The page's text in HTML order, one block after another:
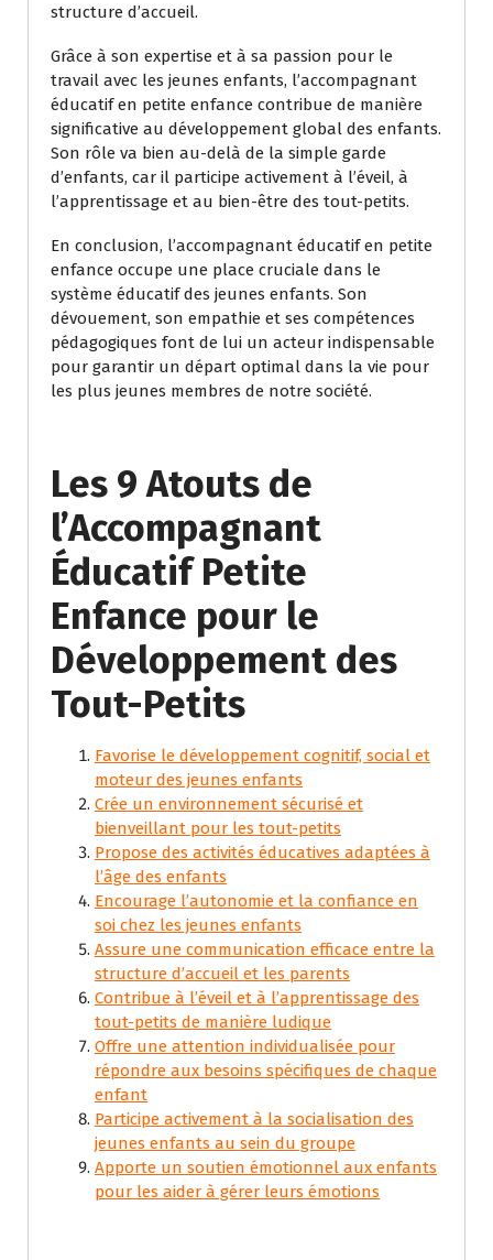
structure d’accueil.
Grâce à son expertise et à sa passion pour le
travail avec les jeunes enfants, l’accompagnant
éducatif en petite enfance contribue de manière
significative au développement global des enfants.
Son rôle va bien au-delà de la simple garde
d’enfants, car il participe activement à l’éveil, à
l’apprentissage et au bien-être des tout-petits.
En conclusion, l’accompagnant éducatif en petite
enfance occupe une place cruciale dans le
système éducatif des jeunes enfants. Son
dévouement, son empathie et ses compétences
pédagogiques font de lui un acteur indispensable
pour garantir un départ optimal dans la vie pour
les plus jeunes membres de notre société.
Les 9 Atouts de
l’Accompagnant
Éducatif Petite
Enfance pour le
Développement des
Tout-Petits
Favorise le développement cognitif, social et
moteur des jeunes enfants
Crée un environnement sécurisé et
bienveillant pour les tout-petits
Propose des activités éducatives adaptées à
l’âge des enfants
Encourage l’autonomie et la confiance en
soi chez les jeunes enfants
Assure une communication efficace entre la
structure d’accueil et les parents
Contribue à l’éveil et à l’apprentissage des
tout-petits de manière ludique
Offre une attention individualisée pour
répondre aux besoins spécifiques de chaque
enfant
Participe activement à la socialisation des
jeunes enfants au sein du groupe
Apporte un soutien émotionnel aux enfants
pour les aider à gérer leurs émotions